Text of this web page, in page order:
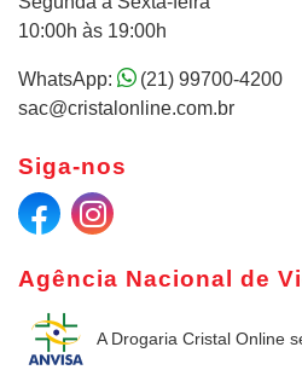
Agência Nacional de
A Drogaria Cristal Online
10:00h às 19:00h
WhatsApp:
(21) 99700-4200
sac@cristalonline.com.br
Siga-nos